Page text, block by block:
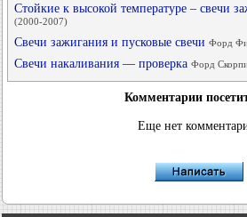
Стойкие к высокой температуре – свечи
(2000-2007)
Свечи зажигания и пусковые свечи Форд
Свечи накаливания — проверка Форд
Комментарии
Еще нет